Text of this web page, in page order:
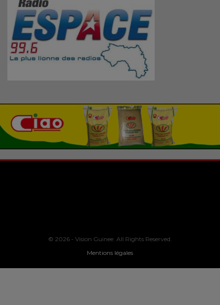
© 2026 - Vision Guinee. All Rights Reserved.
Mentions légales